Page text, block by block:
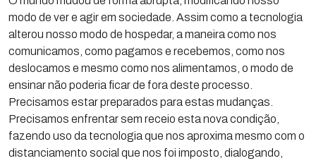
modo de ver e agir em sociedade. Assim como a tecnologia
alterou nosso modo de hospedar, a maneira como nos
comunicamos, como pagamos e recebemos, como nos
deslocamos e mesmo como nos alimentamos, o modo de
ensinar não poderia ficar de fora deste processo.
Precisamos estar preparados para estas mudanças.
Precisamos enfrentar sem receio esta nova condição,
fazendo uso da tecnologia que nos aproxima mesmo com o
distanciamento social que nos foi imposto, dialogando,